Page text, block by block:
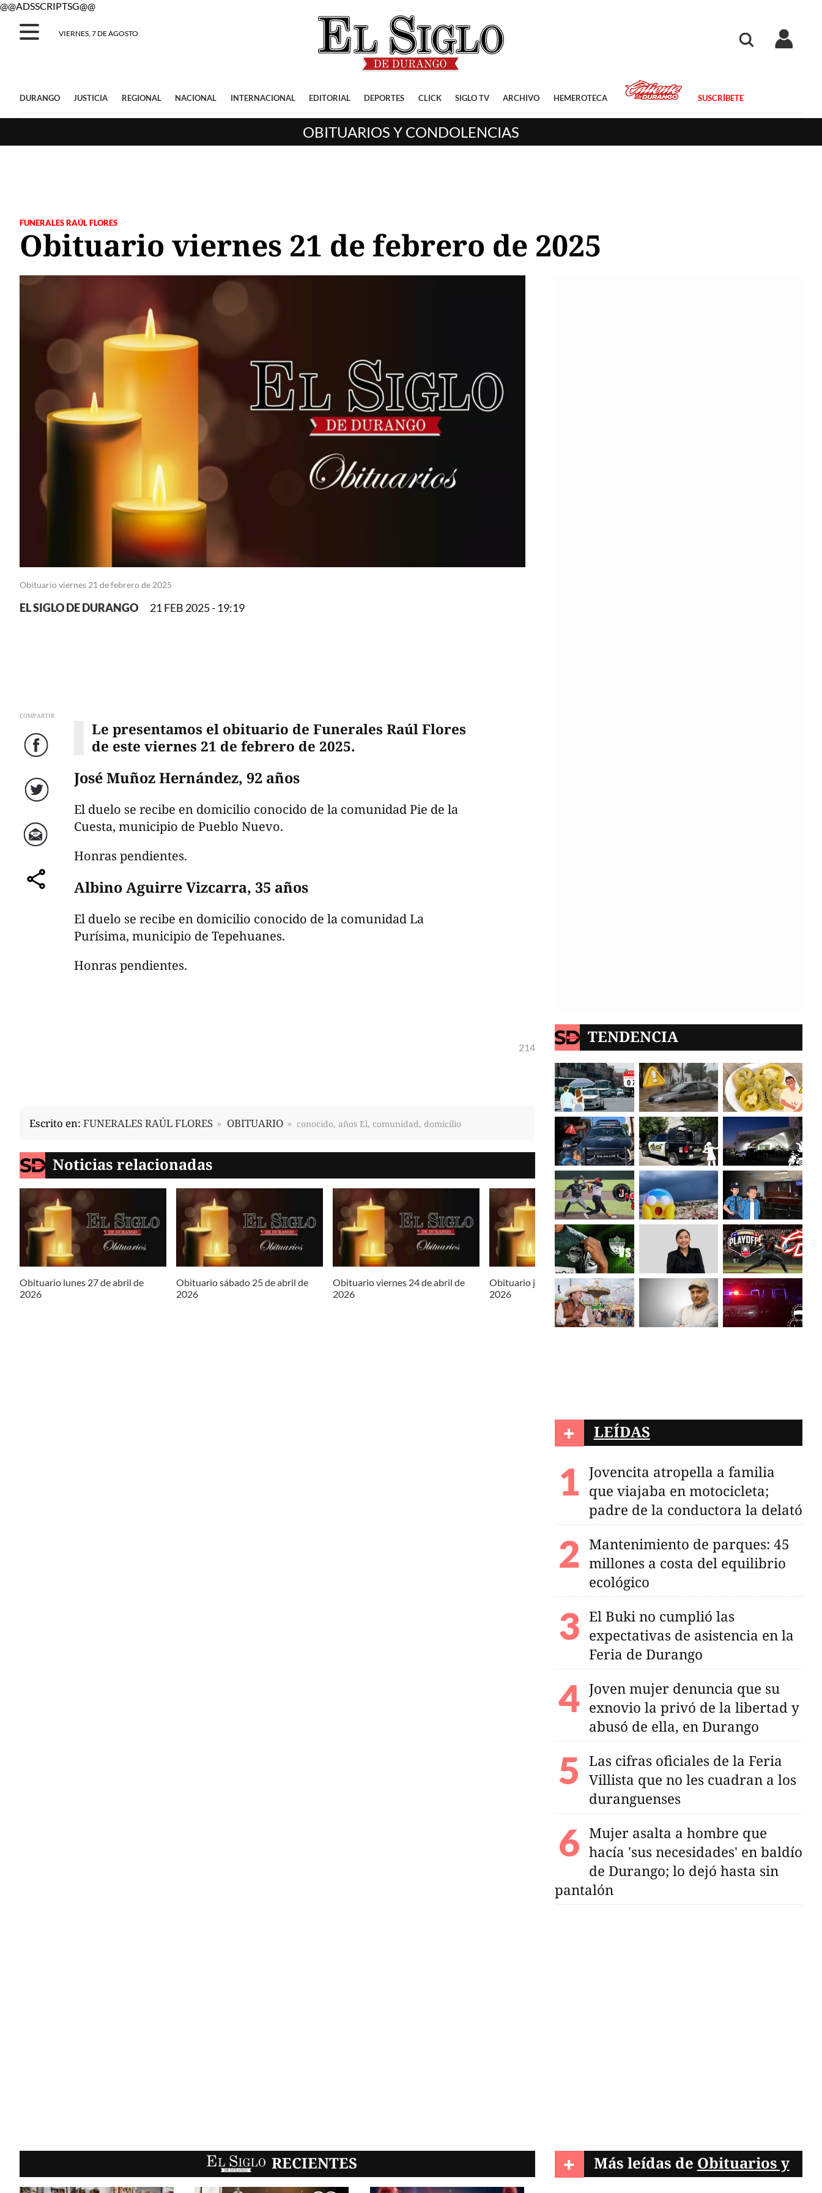
@@ADSSCRIPTSG@@
VIERNES, 7 DE AGOSTO
DURANGO JUSTICIA REGIONAL NACIONAL INTERNACIONAL EDITORIAL DEPORTES CLICK SIGLO TV ARCHIVO HEMEROTECA SUSCRÍBETE
OBITUARIOS Y CONDOLENCIAS
FUNERALES RAÚL FLORES
Obituario viernes 21 de febrero de 2025
Obituario viernes 21 de febrero de 2025
EL SIGLO DE DURANGO 21 FEB 2025 - 19:19
COMPARTIR
Facebook
Twitter
Correo
comparte
Le presentamos el obituario de Funerales Raúl Flores
de este viernes 21 de febrero de 2025.
José Muñoz Hernández, 92 años
El duelo se recibe en domicilio conocido de la comunidad Pie de la
Cuesta, municipio de Pueblo Nuevo.
Honras pendientes.
Albino Aguirre Vizcarra, 35 años
El duelo se recibe en domicilio conocido de la comunidad La
Purísima, municipio de Tepehuanes.
Honras pendientes.
214
Escrito en: FUNERALES RAÚL FLORES OBITUARIO conocido, años El, comunidad, domicilio
Noticias relacionadas
Obituario lunes 27 de abril de
2026
Obituario sábado 25 de abril de
2026
Obituario viernes 24 de abril de
2026
Obituario jueves 23 de abril de
2026
TENDENCIA
+ LEÍDAS
Jovencita atropella a familia
que viajaba en motocicleta;
padre de la conductora la delató
Mantenimiento de parques: 45
millones a costa del equilibrio
ecológico
El Buki no cumplió las
expectativas de asistencia en la
Feria de Durango
Joven mujer denuncia que su
exnovio la privó de la libertad y
abusó de ella, en Durango
Las cifras oficiales de la Feria
Villista que no les cuadran a los
duranguenses
Mujer asalta a hombre que
hacía 'sus necesidades' en baldío
de Durango; lo dejó hasta sin
pantalón
EL SIGLO RECIENTES + Más leídas de Obituarios y
condolencias